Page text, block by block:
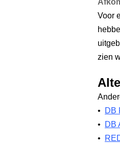
Voor
zien
•
DB
•
DB
•